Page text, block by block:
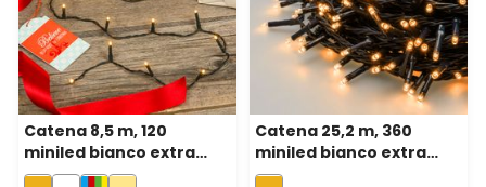
Catena 8,5 m, 120
miniled bianco extra
caldo, cavo verde
Catena 25,2 m, 360
miniled bianco extra
caldo, cavo verde